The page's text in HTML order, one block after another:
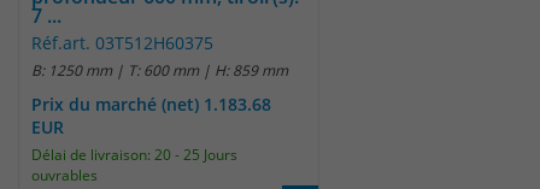
7 ...
Réf.art. 03T512H60375
B: 1250 mm | T: 600 mm | H: 859 mm
Prix du marché (net) 1.183.68
EUR
Délai de livraison: 20 - 25 Jours
ouvrables